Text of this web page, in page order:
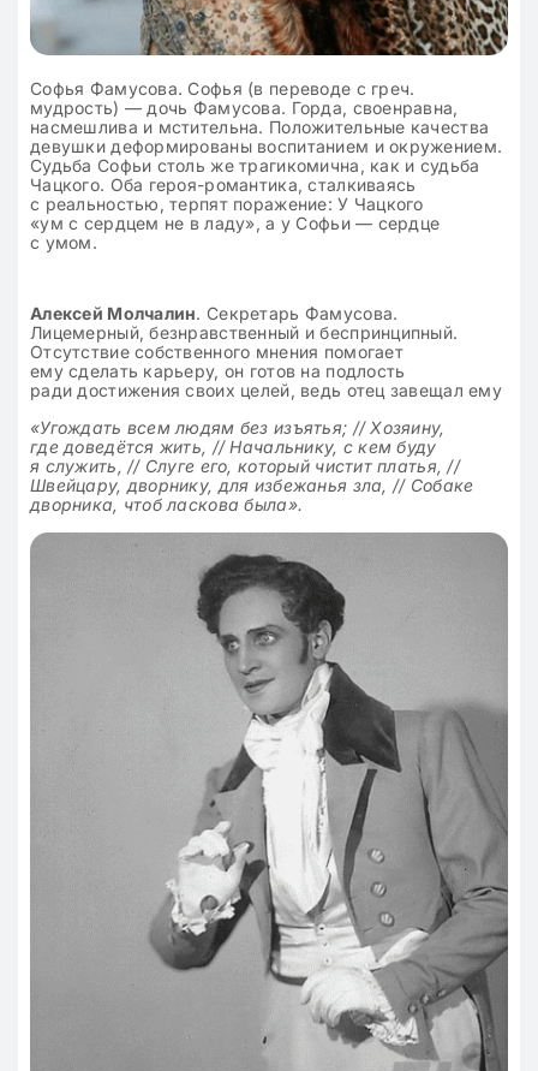
Софья Фамусова. Софья (в переводе с греч.
мудрость) — дочь Фамусова. Горда, своенравна,
насмешлива и мстительна. Положительные качества
девушки деформированы воспитанием и окружением.
Судьба Софьи столь же трагикомична, как и судьба
Чацкого. Оба героя-романтика, сталкиваясь
с реальностью, терпят поражение: У Чацкого
«ум с сердцем не в ладу», а у Софьи — сердце
с умом.
Алексей Молчалин. Секретарь Фамусова.
Лицемерный, безнравственный и беспринципный.
Отсутствие собственного мнения помогает
ему сделать карьеру, он готов на подлость
ради достижения своих целей, ведь отец завещал ему
«Угождать всем людям без изъятья; // Хозяину,
где доведётся жить, // Начальнику, с кем буду
я служить, // Слуге его, который чистит платья, //
Швейцару, дворнику, для избежанья зла, // Собаке
дворника, чтоб ласкова была».